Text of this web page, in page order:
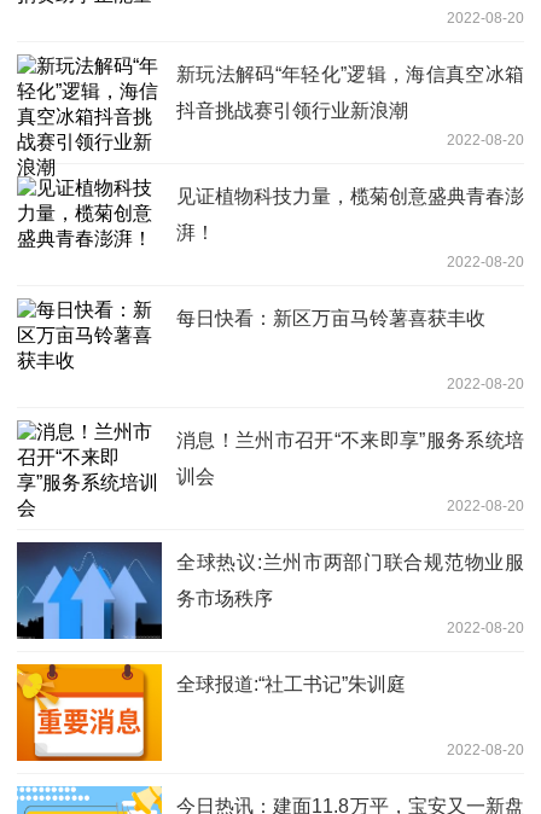
2022-08-20
新玩法解码“年轻化”逻辑，海信真空冰箱
抖音挑战赛引领行业新浪潮
2022-08-20
见证植物科技力量，榄菊创意盛典青春澎
湃！
2022-08-20
每日快看：新区万亩马铃薯喜获丰收
2022-08-20
消息！兰州市召开“不来即享”服务系统培
训会
2022-08-20
全球热议:兰州市两部门联合规范物业服
务市场秩序
2022-08-20
全球报道:“社工书记”朱训庭
2022-08-20
今日热讯：建面11.8万平，宝安又一新盘